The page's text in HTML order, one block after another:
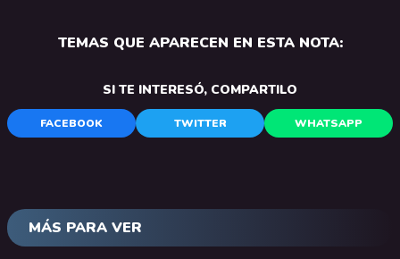
TEMAS QUE APARECEN EN ESTA NOTA:
SI TE INTERESÓ, COMPARTILO
FACEBOOK TWITTER WHATSAPP
MÁS PARA VER